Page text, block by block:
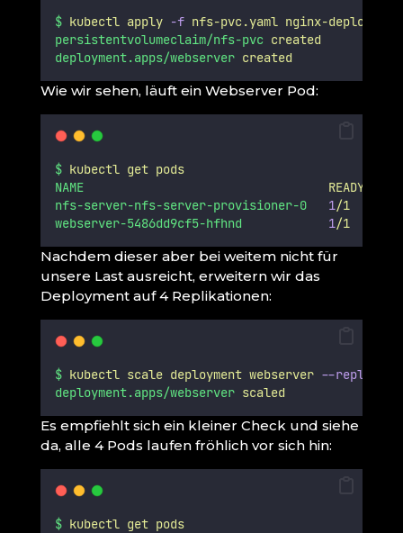
$ kubectl apply -f nfs-pvc.yaml nginx-
persistentvolumeclaim/nfs-pvc created
deployment.apps/webserver created
Wie wir sehen, läuft ein Webserver Pod:
$ kubectl get pods
NAME
READY
nfs-server-nfs-server-provisioner-0
1/1
webserver-5486dd9cf5-hfhnd
1/1
Nachdem dieser aber bei weitem nicht für
unsere Last ausreicht, erweitern wir das
Deployment auf 4 Replikationen:
$ kubectl scale deployment webserver --
deployment.apps/webserver scaled
Es empfiehlt sich ein kleiner Check und siehe
da, alle 4 Pods laufen fröhlich vor sich hin:
$ kubectl get pods